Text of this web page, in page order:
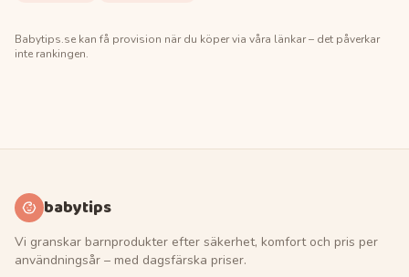
Babytips.se kan få provision när du köper via våra länkar – det påverkar
inte rankingen.
babytips
Vi granskar barnprodukter efter säkerhet, komfort och pris per
användningsår – med dagsfärska priser.